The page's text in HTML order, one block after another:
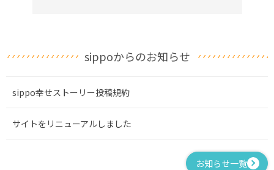
sippoからのお知らせ
sippo幸せストーリー投稿規約
サイトをリニューアルしました
お知らせ一覧